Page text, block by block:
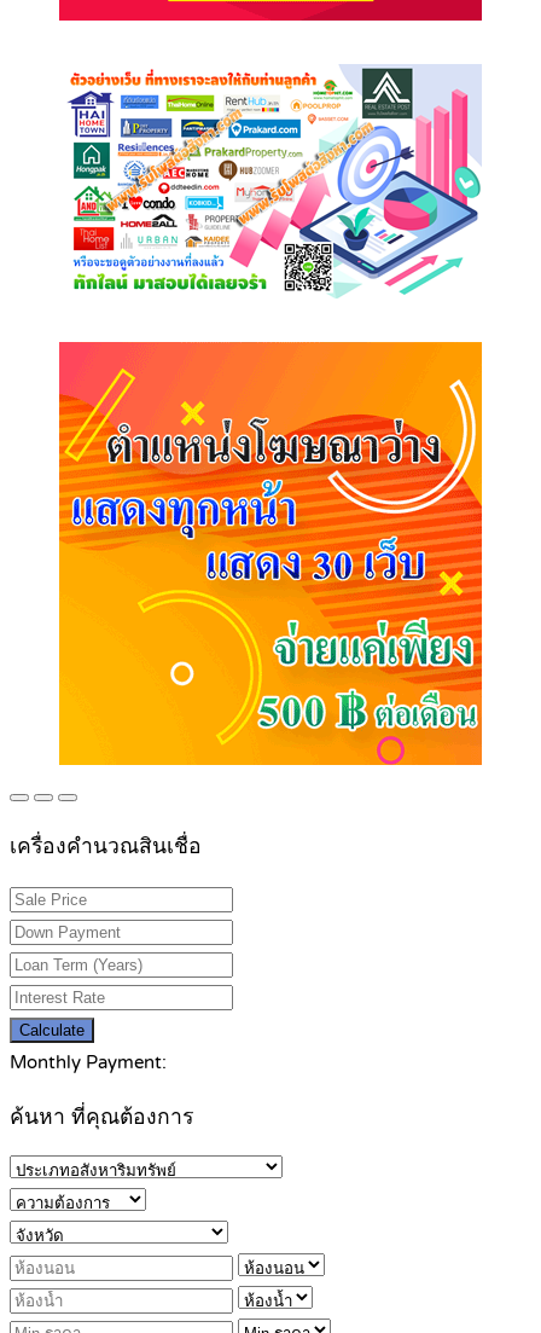
เครื่องคำนวณสินเชื่อ
Calculate
Monthly Payment:
ค้นหา ที่คุณต้องการ